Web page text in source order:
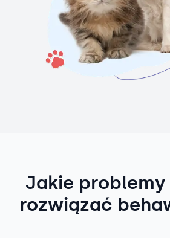
Jakie
rozwiązać